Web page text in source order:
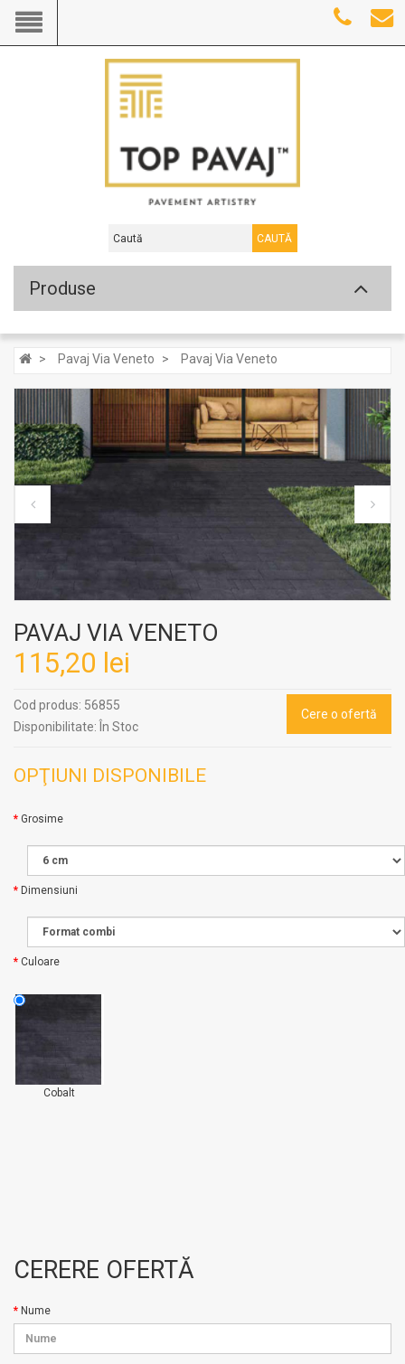
CAUTĂ
Produse
Pavaj Via Veneto Pavaj Via Veneto
PAVAJ VIA VENETO
115,20 lei
Cere o ofertă
Cod produs: 56855
Disponibilitate: În Stoc
OPŢIUNI DISPONIBILE
Grosime
Dimensiuni
Culoare
Cobalt
CERERE OFERTĂ
Nume